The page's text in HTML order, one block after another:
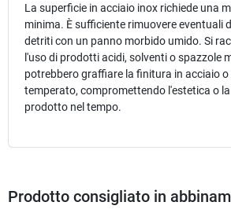
La superficie in acciaio inox richiede una
minima. È sufficiente rimuovere eventuali
detriti con un panno morbido umido. Si
l'uso di prodotti acidi, solventi o spazzole
potrebbero graffiare la finitura in acciaio
temperato, compromettendo l'estetica o
prodotto nel tempo.
Prodotto consigliato in